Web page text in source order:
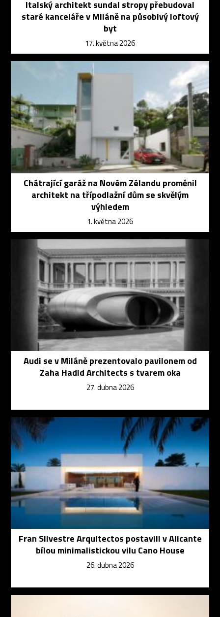
Italský architekt sundal stropy přebudoval
staré kanceláře v Miláně na působivý loftový
byt
17. května 2026
Chátrající garáž na Novém Zélandu proměnil
architekt na třípodlažní dům se skvělým
výhledem
1. května 2026
Audi se v Miláně prezentovalo pavilonem od
Zaha Hadid Architects s tvarem oka
27. dubna 2026
Fran Silvestre Arquitectos postavili v Alicante
bílou minimalistickou vilu Cano House
26. dubna 2026